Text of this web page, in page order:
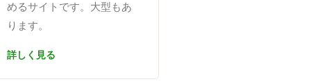
めるサイトです。大型もあ
ります。
詳しく見る